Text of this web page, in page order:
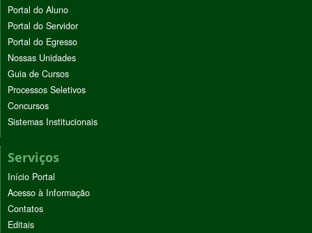
Portal do Aluno
Portal do Servidor
Portal do Egresso
Nossas Unidades
Guia de Cursos
Processos Seletivos
Concursos
Sistemas Institucionais
Serviços
Início Portal
Acesso à Informação
Contatos
Editais